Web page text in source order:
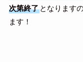
次第終了となります
ます！